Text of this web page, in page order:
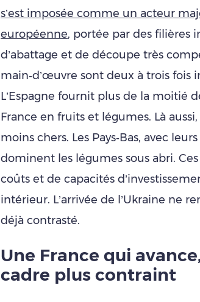
s’est imposée comme un acteur
européenne, portée par des filières
d’abattage et de découpe très
main‑d’œuvre sont deux à trois fois
L’Espagne fournit plus de la moitié
France en fruits et légumes. Là
moins chers. Les Pays‑Bas, avec
dominent les légumes sous abri.
coûts et de capacités
intérieur. L’arrivée de l’Ukraine ne
déjà contrasté.
Une France qui
cadre plus contraint